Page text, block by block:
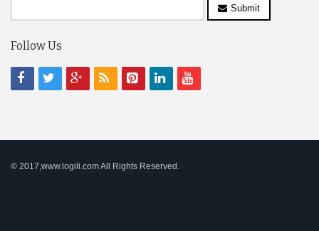
Submit
Follow Us
© 2017,www.logili.com All Rights Reserved.